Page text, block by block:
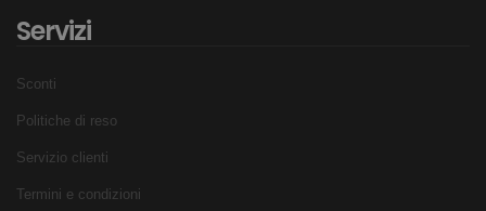
Servizi
Sconti
Politiche di reso
Servizio clienti
Termini e condizioni